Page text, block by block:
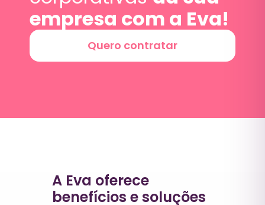
empresa com a Eva!
Quero contratar
A Eva oferece
benefícios e soluções